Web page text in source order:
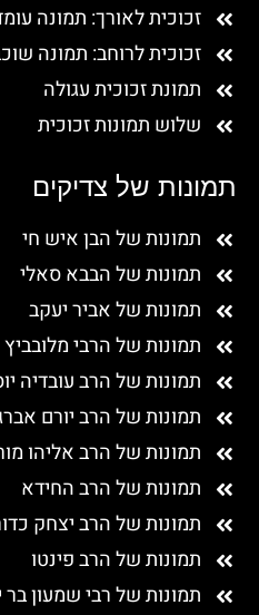
תמונות של צדיקים
תמונות של הבן איש חי
תמונות של הבבא סאלי
תמונות של אביר יעקב
תמונות של הרבי מלובביץ
תמונות של הרב עובדיה
תמונות של הרב יורם
תמונות של הרב אליהו
תמונות של הרב החידא
תמונות של הרב יצחק
תמונות של הרב פינטו
תמונות של רבי שמעון בר
זכוכית לאורך: תמונה
זכוכית לרוחב: תמונה
תמונת זכוכית עגולה
שלוש תמונות זכוכית